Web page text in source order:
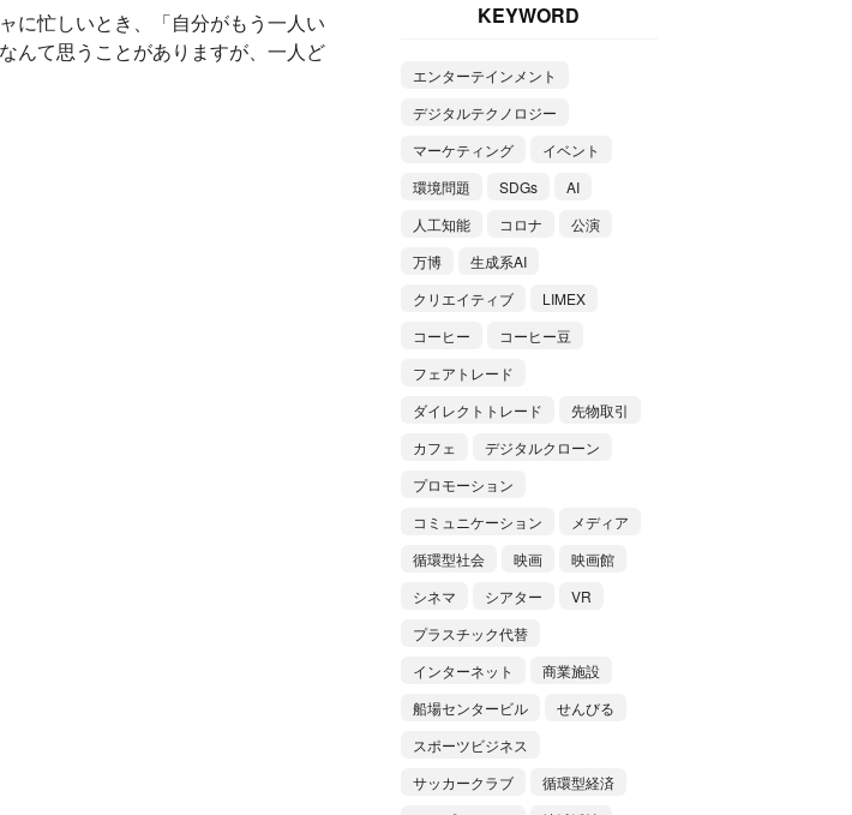
に忙しいとき、「自分がもう一人い
んて思うことがありますが、一人ど
KEYWORD
エンターテインメント
デジタルテクノロジー
マーケティング
イベント
環境問題
SDGs
AI
人工知能
コロナ
公演
万博
生成系AI
クリエイティブ
LIMEX
コーヒー
コーヒー豆
フェアトレード
ダイレクトトレード
先物取引
カフェ
デジタルクローン
プロモーション
コミュニケーション
メディア
循環型社会
映画
映画館
シネマ
シアター
VR
プラスチック代替
インターネット
商業施設
船場センタービル
せんびる
スポーツビジネス
サッカークラブ
循環型経済